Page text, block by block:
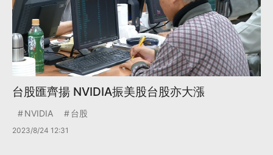
台股匯齊揚 NVIDIA振美股台股亦大漲
NVIDIA 台股
2023/8/24 12:31